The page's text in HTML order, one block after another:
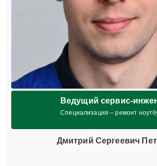
Ведущий сервис-
Специализация – ремонт
Дмитрий Сергеевич